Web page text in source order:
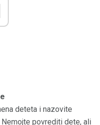
deteta i nazovite
povrediti dete, ali